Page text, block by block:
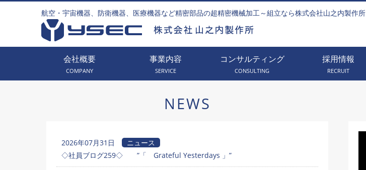
航空・宇宙機器、防衛機器、医療機器など精密部品の超精密機械加工～組立なら株式会社山之内製作所
会社概要
COMPANY
事業内容
SERVICE
コンサルティング
CONSULTING
採用情報
RECRUIT
NEWS
2026年07月31日
ニュース
◇社員ブログ259◇ ”「 Grateful Yesterdays 」”